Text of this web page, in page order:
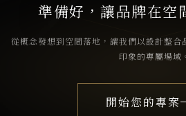
準備好，讓品牌在空
從概念發想到空間落地，讓我們以設計整合
印象的專屬場域
開始您的專案